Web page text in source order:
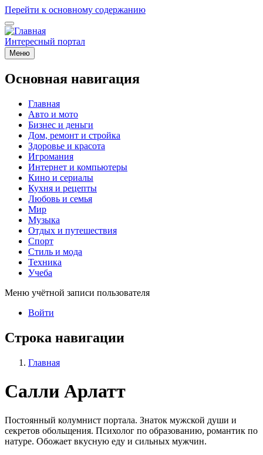
Перейти к основному содержанию
Интересный портал
Меню
Основная навигация
Главная
Авто и мото
Бизнес и деньги
Дом, ремонт и стройка
Здоровье и красота
Игромания
Интернет и компьютеры
Кино и сериалы
Кухня и рецепты
Любовь и семья
Мир
Музыка
Отдых и путешествия
Спорт
Стиль и мода
Техника
Учеба
Меню учётной записи пользователя
Войти
Строка навигации
Главная
Салли Арлатт
Постоянный колумнист портала. Знаток мужской души и
секретов обольщения. Психолог по образованию, романтик по
натуре. Обожает вкусную еду и сильных мужчин.